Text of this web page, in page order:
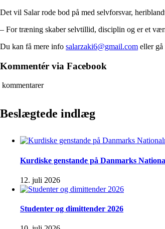
Det vil Salar rode bod på med selvforsvar,
– For træning skaber selvtillid, disciplin og er et
Du kan få mere info salarzaki6@gmail.com eller gå
Kommentér via Facebook
kommentarer
Beslægtede indlæg
Kurdiske genstande på Danmarks
12. juli 2026
Studenter og dimittender 2026